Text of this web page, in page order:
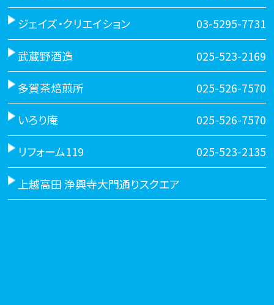
ジェイズ・クリエイション 03-5295-7731
武蔵野酒造 025-523-2169
多賀茶焙煎所 025-526-7570
いろり庵 025-526-7570
リフォーム119 025-523-2135
上越高田 浄興寺大門通りスクエア